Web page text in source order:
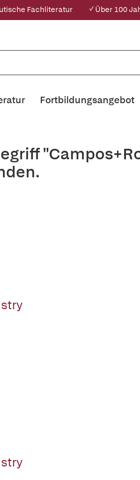
Fachliteratur ✓ Über 100
Fortbildungsangebot